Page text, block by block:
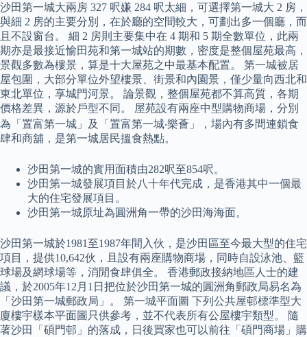
沙田第一城大兩房 327 呎嫌 284 呎太細，可選擇第一城大 2 房，
與細 2 房的主要分別，在於廳的空間較大，可劃出多一個廳，而
且不設窗台。 細 2 房則主要集中在 4 期和 5 期全數單位，此兩
期亦是最接近愉田苑和第一城站的期數，密度是整個屋苑最高，
景觀多數為樓景，算是十大屋苑之中最基本配置。 第一城被居
屋包圍，大部分單位外望樓景、街景和內園景，僅少量向西北和
東北單位，享城門河景。 論景觀，整個屋苑都不算高質，各期
價格差異，源於戶型不同。 屋苑設有兩座中型購物商場，分別
為「置富第一城」及「置富第一城‧樂薈」，場內有多間連鎖食
肆和商舖，是第一城居民搵食熱點。
沙田第一城的實用面積由282呎至854呎。
沙田第一城發展項目於八十年代完成，是香港其中一個最
大的住宅發展項目。
沙田第一城原址為圓洲角一帶的沙田海海面。
沙田第一城於1981至1987年間入伙，是沙田區至今最大型的住宅
項目，提供10,642伙，且設有兩座購物商場，同時自設泳池、籃
球場及網球場等，消閒食肆俱全。 香港郵政接納地區人士的建
議，於2005年12月1日把位於沙田第一城的圓洲角郵政局易名為
「沙田第一城郵政局」。 第一城平面圖 下列公共屋邨標準型大
廈樓宇樣本平面圖只供參考，並不代表所有公屋樓宇類型。 隨
著沙田「碩門邨」的落成，日後買家也可以前往「碩門商場」購